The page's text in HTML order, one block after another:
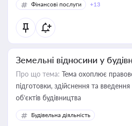
Фінансові послуги
+13
Земельні відносини у
Про що тема: Тема охоплює
підготовки, здійснення та
об’єктів будівництва
Будівельна діяльність